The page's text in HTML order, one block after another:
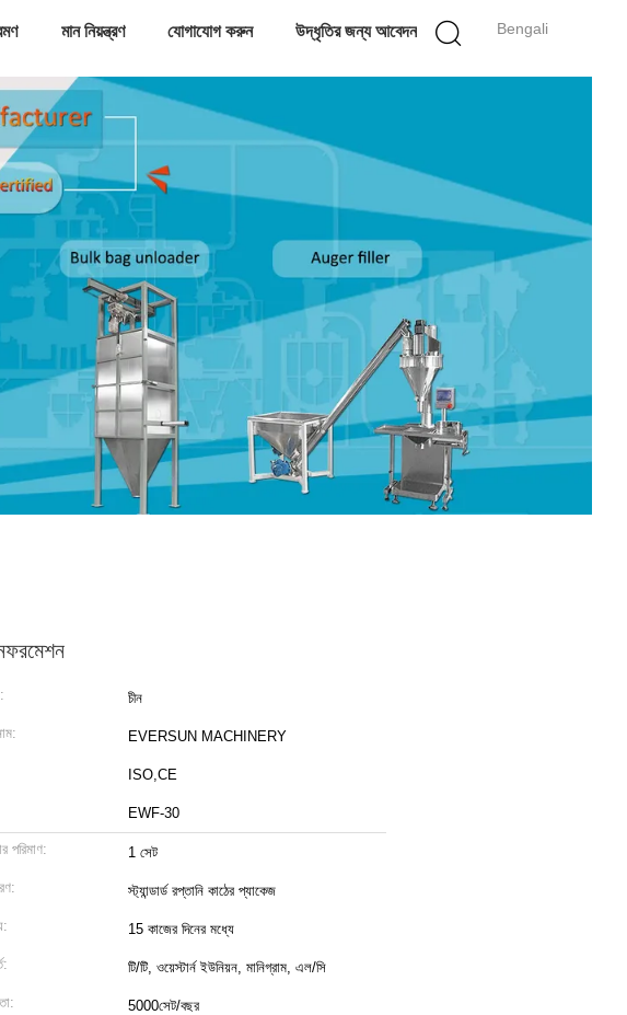
Bengali
মান নিয়ন্ত্রণ যোগাযোগ করুন উদ্ধৃতির জন্য আবেদন
চীন
EVERSUN MACHINERY
ISO,CE
EWF-30
পরিমাণ: 1 সেট
স্ট্যান্ডার্ড রপ্তানি কাঠের প্যাকেজ
15 কাজের দিনের মধ্যে
টি/টি, ওয়েস্টার্ন ইউনিয়ন, মানিগ্রাম, এল/সি
5000সেট/বছর